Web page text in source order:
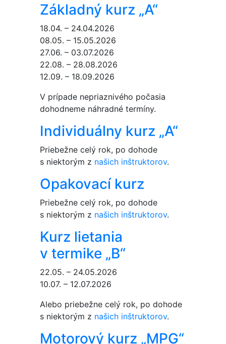
Základný kurz „A“
18.04. – 24.04.2026
08.05. – 15.05.2026
27.06. – 03.07.2026
22.08. – 28.08.2026
12.09. – 18.09.2026
V prípade nepriaznivého počasia
dohodneme náhradné termíny.
Individuálny kurz „A“
Priebežne celý rok, po dohode
s niektorým z našich inštruktorov.
Opakovací kurz
Priebežne celý rok, po dohode
s niektorým z našich inštruktorov.
Kurz lietania
v termike „B“
22.05. – 24.05.2026
10.07. – 12.07.2026
Alebo priebežne celý rok, po dohode
s niektorým z našich inštruktorov.
Motorový kurz „MPG“